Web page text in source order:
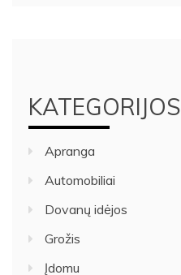
KATEGORIJOS
Apranga
Automobiliai
Dovanų idėjos
Grožis
Įdomu